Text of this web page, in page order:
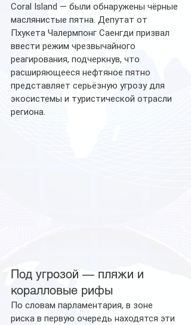
Coral Island — были обнаружены чёрные
маслянистые пятна. Депутат от
Пхукета Чалермпонг Саенгди призвал
ввести режим чрезвычайного
реагирования, подчеркнув, что
расширяющееся нефтяное пятно
представляет серьёзную угрозу для
экосистемы и туристической отрасли
региона.
Под угрозой — пляжи и
коралловые рифы
По словам парламентария, в зоне
риска в первую очередь находятся эти